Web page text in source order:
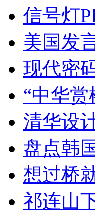
信号灯
美国发
现代密
“中华
清华设
盘点韩
想过桥
祁连山